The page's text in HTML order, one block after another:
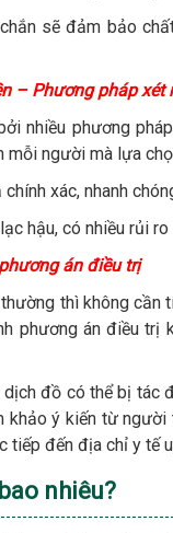
sẽ đảm bảo
– Phương pháp xét
nhiều phương
mỗi người mà lựa
xác, nhanh
hậu, có nhiều rủi
án điều trị
thì không cần
phương án điều trị
đồ có thể bị tác
ý kiến từ
tiếp đến địa chỉ y tế
nhiêu?